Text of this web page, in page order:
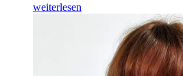
weiterlesen